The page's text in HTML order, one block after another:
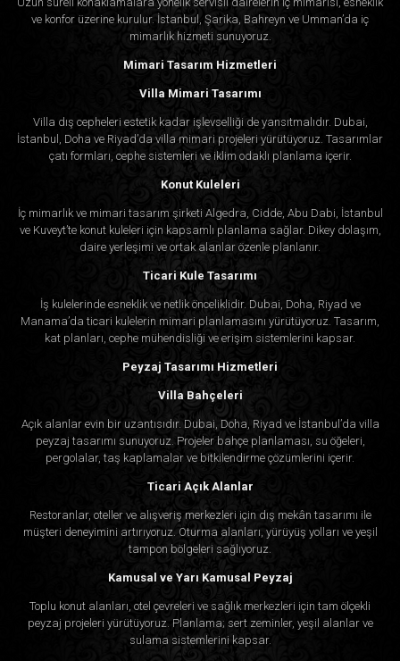
ve konfor üzerine kurulur. İstanbul, Şarika, Bahreyn ve Umman’da iç
mimarlık hizmeti sunuyoruz.
Mimari Tasarım Hizmetleri
Villa Mimari Tasarımı
Villa dış cepheleri estetik kadar işlevselliği de yansıtmalıdır. Dubai,
İstanbul, Doha ve Riyad’da villa mimari projeleri yürütüyoruz. Tasarımlar
çatı formları, cephe sistemleri ve iklim odaklı planlama içerir.
Konut Kuleleri
İç mimarlık ve mimari tasarım şirketi Algedra, Cidde, Abu Dabi, İstanbul
ve Kuveyt’te konut kuleleri için kapsamlı planlama sağlar. Dikey dolaşım,
daire yerleşimi ve ortak alanlar özenle planlanır.
Ticari Kule Tasarımı
İş kulelerinde esneklik ve netlik önceliklidir. Dubai, Doha, Riyad ve
Manama’da ticari kulelerin mimari planlamasını yürütüyoruz. Tasarım,
kat planları, cephe mühendisliği ve erişim sistemlerini kapsar.
Peyzaj Tasarımı Hizmetleri
Villa Bahçeleri
Açık alanlar evin bir uzantısıdır. Dubai, Doha, Riyad ve İstanbul’da villa
peyzaj tasarımı sunuyoruz. Projeler bahçe planlaması, su öğeleri,
pergolalar, taş kaplamalar ve bitkilendirme çözümlerini içerir.
Ticari Açık Alanlar
Restoranlar, oteller ve alışveriş merkezleri için dış mekân tasarımı ile
müşteri deneyimini artırıyoruz. Oturma alanları, yürüyüş yolları ve yeşil
tampon bölgeleri sağlıyoruz.
Kamusal ve Yarı Kamusal Peyzaj
Toplu konut alanları, otel çevreleri ve sağlık merkezleri için tam ölçekli
peyzaj projeleri yürütüyoruz. Planlama; sert zeminler, yeşil alanlar ve
sulama sistemlerini kapsar.